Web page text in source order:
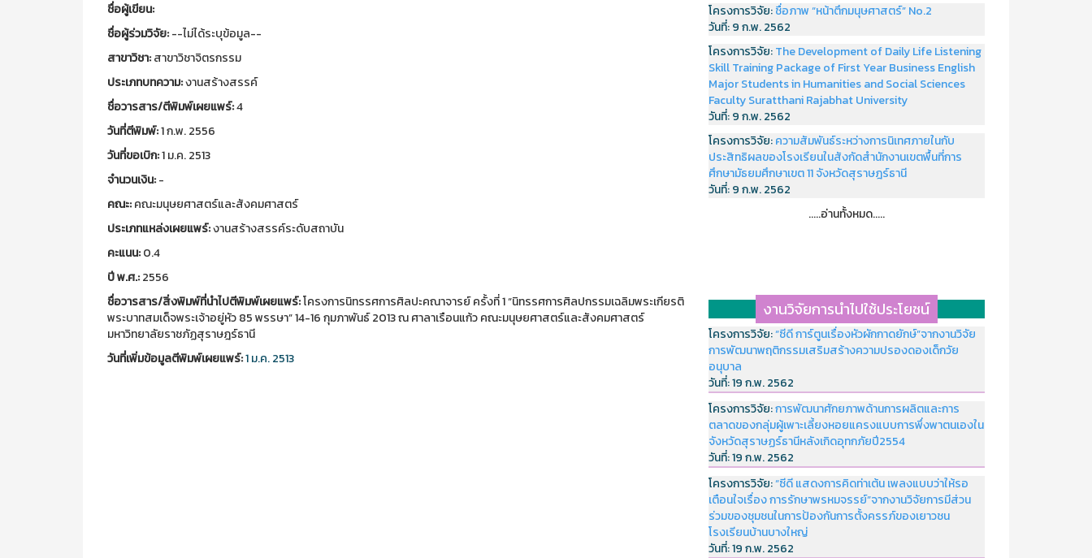
ชื่อผู้เขียน:
ชื่อผู้ร่วมวิจัย:--ไม่ได้ระบุข้อมูล--
สาขาวิชา:สาขาวิชาจิตรกรรม
ประเภทบทความ:งานสร้างสรรค์
ชื่อวารสาร/ตีพิมพ์เผยแพร์:4
วันที่ตีพิมพ์:1 ก.พ. 2556
วันที่ขอเบิก:1 ม.ค. 2513
จำนวนเงิน:-
คณะ:คณะมนุษยศาสตร์และสังคมศาสตร์
ประเภทแหล่งเผยแพร์:งานสร้างสรรค์ระดับสถาบัน
คะแนน:0.4
ปี พ.ศ.:2556
ชื่อวารสาร/สิ่งพิมพ์ที่นำไปตีพิมพ์เผยแพร์:โครงการนิทรรศการศิลปะคณาจารย์ ครั้งที่ 1 “นิทรรศการศิลปกรรมเฉลิมพระเกียรติ
พระบาทสมเด็จพระเจ้าอยู่หัว 85 พรรษา” 14-16 กุมภาพันธ์ 2013 ณ ศาลาเรือนแก้ว คณะมนุษยศาสตร์และสังคมศาสตร์
มหาวิทยาลัยราชภัฏสุราษฎร์ธานี
วันที่เพิ่มข้อมูลตีพิมพ์เผยแพร์:1 ม.ค. 2513
โครงการวิจัย:ชื่อภาพ “หน้าตึกมนุษศาสตร์” No.2
วันที่:9 ก.พ. 2562
โครงการวิจัย:The Development of Daily Life Listening
Skill Training Package of First Year Business English
Major Students in Humanities and Social Sciences
Faculty Suratthani Rajabhat University
วันที่:9 ก.พ. 2562
โครงการวิจัย:ความสัมพันธ์ระหว่างการนิเทศภายในกับ
ประสิทธิผลของโรงเรียนในสังกัดสำนักงานเขตพื้นที่การ
ศึกษามัธยมศึกษาเขต 11 จังหวัดสุราษฎร์ธานี
วันที่:9 ก.พ. 2562
.....อ่านทั้งหมด.....
งานวิจัยการนำไปใช้ประโยชน์
โครงการวิจัย:“ซีดี การ์ตูนเรื่องหัวผักกาดยักษ์”จากงานวิจัย
การพัฒนาพฤติกรรมเสริมสร้างความปรองดองเด็กวัย
อนุบาล
วันที่:19 ก.พ. 2562
โครงการวิจัย:การพัฒนาศักยภาพด้านการผลิตและการ
ตลาดของกลุ่มผู้เพาะเลี้ยงหอยแครงแบบการพึ่งพาตนเองใน
จังหวัดสุราษฏร์ธานีหลังเกิดอุทกภัยปี2554
วันที่:19 ก.พ. 2562
โครงการวิจัย:“ซีดี แสดงการคิดท่าเต้น เพลงแบบว่าให้รอ
เตือนใจเรื่อง การรักษาพรหมจรรย์”จากงานวิจัยการมีส่วน
ร่วมของชุมชนในการป้องกันการตั้งครรภ์ของเยาวชน
โรงเรียนบ้านบางใหญ่
วันที่:19 ก.พ. 2562